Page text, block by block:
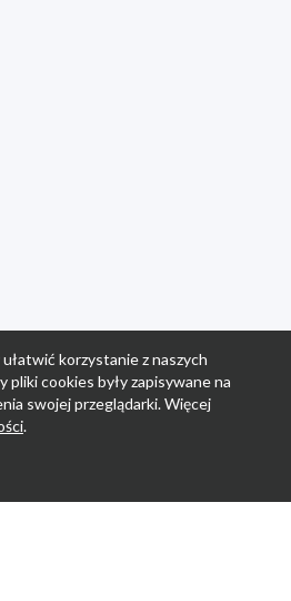
korzystanie z naszych
pliki cookies były zapisywane na
swojej przeglądarki. Więcej
.